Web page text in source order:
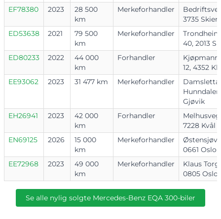
EF78380
2023
28 500
km
Merkeforhandler
3735 Skien
ED53638
2021
79 500
km
Merkeforhandler
40, 2013
ED80233
2022
44 000
km
Forhandler
12, 4352
EE93062
2023 31 477 km Merkeforhandler
Damsletta
Gjøvik
EH26941
2023
42 000
km
Forhandler
7228 Kvål
EN69125
2026
15 000
km
Merkeforhandler
0661 Oslo
EE72968
2023
49 000
km
Merkeforhandler
Klaus
0805 Oslo
Se alle nylig solgte Mercedes-Benz EQA 300-biler